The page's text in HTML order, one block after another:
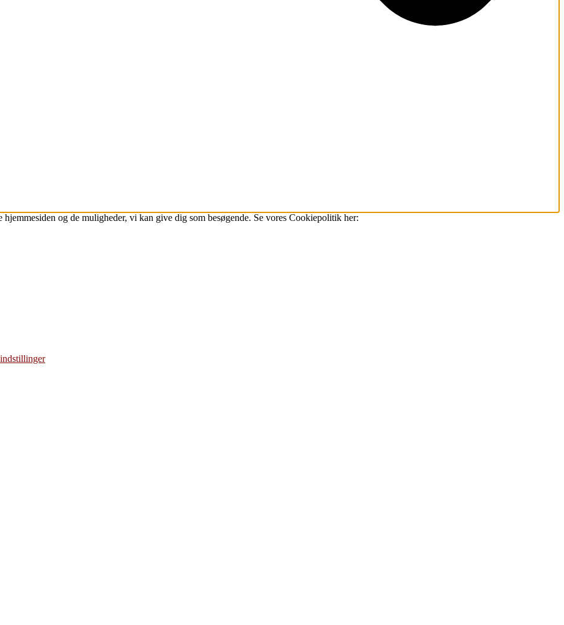
og de muligheder, vi kan give dig som besøgende. Se vores Cookiepolitik her: